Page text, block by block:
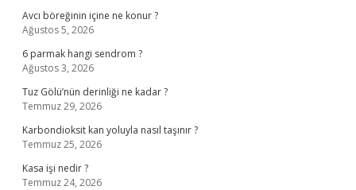
Avcı böreğinin içine ne konur ?
Ağustos 5, 2026
6 parmak hangi sendrom ?
Ağustos 3, 2026
Tuz Gölü’nün derinliği ne kadar ?
Temmuz 29, 2026
Karbondioksit kan yoluyla nasıl taşınır ?
Temmuz 25, 2026
Kasa işi nedir ?
Temmuz 24, 2026